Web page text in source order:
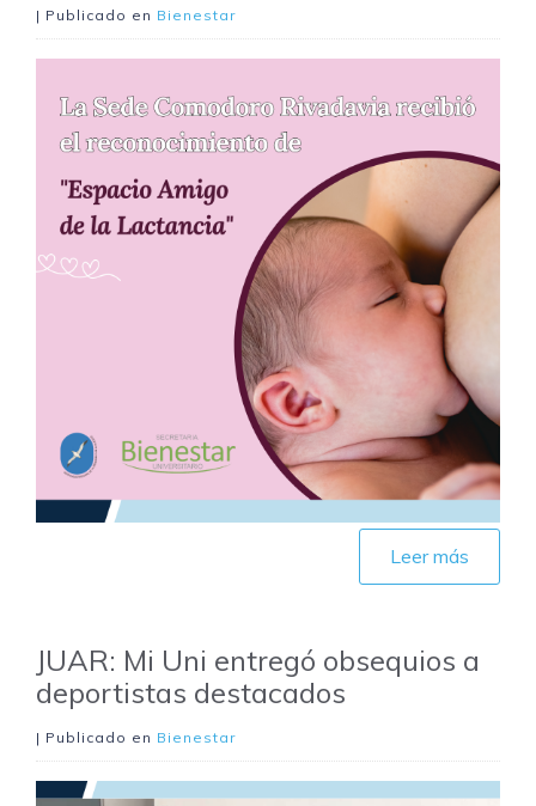
| Publicado en Bienestar
Leer más
JUAR: Mi Uni entregó obsequios a
deportistas destacados
| Publicado en Bienestar